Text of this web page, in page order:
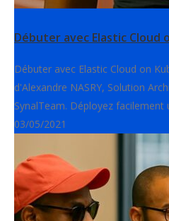
Débuter avec Elastic Cloud
Débuter avec Elastic Cloud on
d'Alexandre NASRY, Solution
SynalTeam. Déployez facilement
03/05/2021